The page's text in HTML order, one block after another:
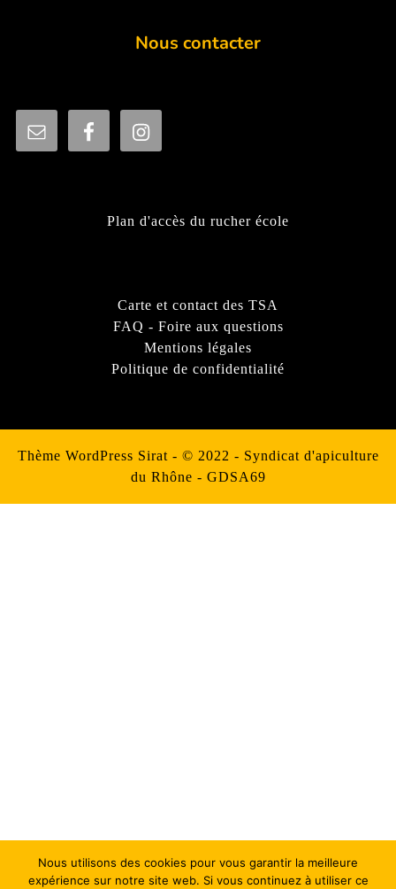
Nous contacter
Plan d'accès du rucher école
Carte et contact des TSA
FAQ - Foire aux questions
Mentions légales
Politique de confidentialité
Thème WordPress Sirat - © 2022 - Syndicat d'apiculture
du Rhône - GDSA69
Nous utilisons des cookies pour vous garantir la meilleure
expérience sur notre site web. Si vous continuez à utiliser ce